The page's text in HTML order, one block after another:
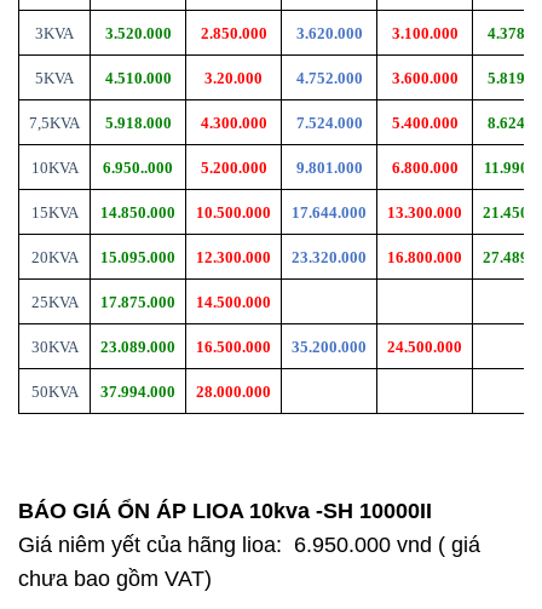
3KVA 3.520.000 2.850.000 3.620.000 3.100.000
5KVA 4.510.000 3.20.000 4.752.000 3.600.000
7,5KVA 5.918.000 4.300.000 7.524.000 5.400.000
10KVA 6.950..000 5.200.000 9.801.000 6.800.000
15KVA 14.850.000 10.500.000 17.644.000 13.300.000
20KVA 15.095.000 12.300.000 23.320.000 16.800.000
25KVA 17.875.000 14.500.000
30KVA 23.089.000 16.500.000 35.200.000 24.500.000
50KVA 37.994.000 28.000.000
BÁO GIÁ ỔN ÁP LIOA 10kva -SH 10000II
Giá niêm yết của hãng lioa: 6.950.000 vnd ( giá
chưa bao gồm VAT)